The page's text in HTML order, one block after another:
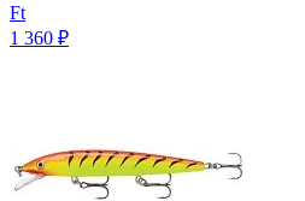
Ft
1 360 ₽